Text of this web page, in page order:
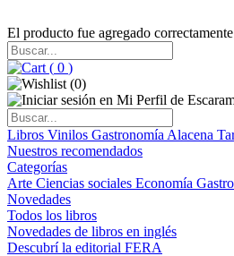
El producto fue agregado correctamente
( 0 )
(0)
Libros Vinilos Gastronomía Alacena
Nuestros recomendados
Categorías
Arte Ciencias sociales Economía
Novedades
Todos los libros
Novedades de libros en inglés
Descubrí la editorial FERA